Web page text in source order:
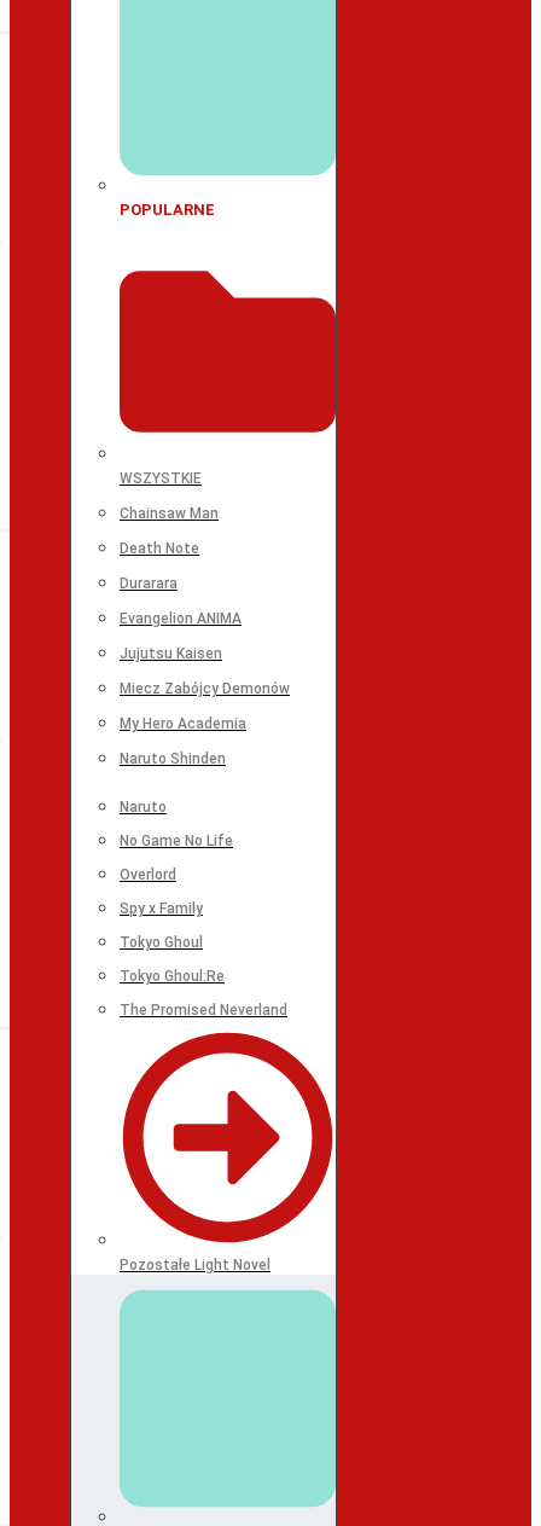
POPULARNE
WSZYSTKIE
Chainsaw Man
Death Note
Durarara
Evangelion ANIMA
Jujutsu Kaisen
Miecz Zabójcy Demonów
My Hero Academia
Naruto Shinden
Naruto
No Game No Life
Overlord
Spy x Family
Tokyo Ghoul
Tokyo Ghoul:Re
The Promised Neverland
Pozostałe Light Novel